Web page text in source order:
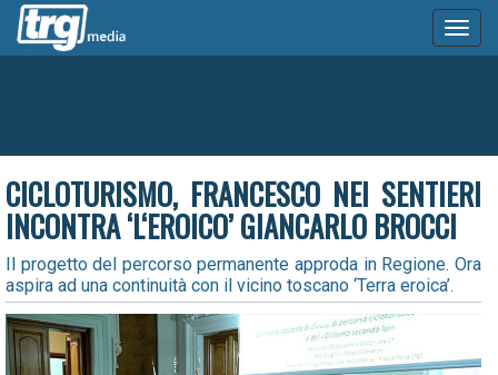
CICLOTURISMO, FRANCESCO NEI SENTIERI
INCONTRA ‘L‘EROICO’ GIANCARLO BROCCI
Il progetto del percorso permanente approda in Regione. Ora
aspira ad una continuità con il vicino toscano ‘Terra eroica’.